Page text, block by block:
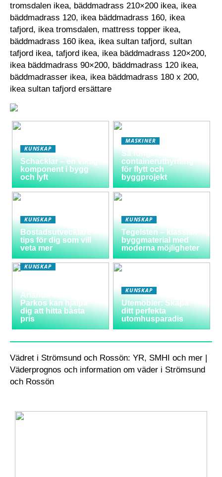
tromsdalen ikea, bäddmadrass 210×200 ikea, ikea
bäddmadrass 120, ikea bäddmadrass 160, ikea
tafjord, ikea tromsdalen, mattress topper ikea,
bäddmadrass 160 ikea, ikea sultan tafjord, sultan
tafjord ikea, tafjord ikea, ikea bäddmadrass 120×200,
ikea bäddmadrass 90×200, bäddmadrass 120 ikea,
bäddmadrasser ikea, ikea bäddmadrass 180 x 200,
ikea sultan tafjord ersättare
KUNSKAP
Schacklar – en viktig
komponent i bygg
och lyft
MASKINER
Så fungerar
containeruthyrning
för flytt och
byggprojekt
KUNSKAP
Bostadsutvecklare –
tips för dig som vill
veta mer
KUNSKAP
Tegelsten – klassisk
byggmaterial med
moderna möjligheter
KUNSKAP
Arlanda och hur
Parkos kan hjälpa
dig att hitta bästa
pris
KUNSKAP
Utemöbler: Skapa
ditt perfekta
utomhusparadis
Vädret i Strömsund och Rossön: YR, SMHI och mer |
Väderprognos och information om väder i Strömsund
och Rossön